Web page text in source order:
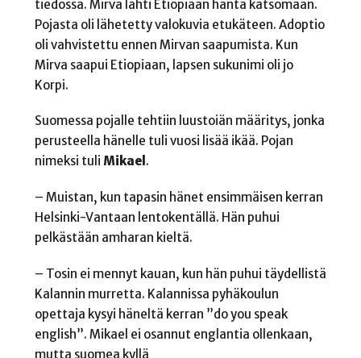
tiedossa. Mirva lähti Etiopiaan häntä katsomaan.
Pojasta oli lähetetty valokuvia etukäteen. Adoptio
oli vahvistettu ennen Mirvan saapumista. Kun
Mirva saapui Etiopiaan, lapsen sukunimi oli jo
Korpi.
Suomessa pojalle tehtiin luustoiän määritys, jonka
perusteella hänelle tuli vuosi lisää ikää. Pojan
nimeksi tuli Mikael .
– Muistan, kun tapasin hänet ensimmäisen kerran
Helsinki-Vantaan lentokentällä. Hän puhui
pelkästään amharan kieltä.
– Tosin ei mennyt kauan, kun hän puhui täydellistä
Kalannin murretta. Kalannissa pyhäkoulun
opettaja kysyi häneltä kerran ”do you speak
english”. Mikael ei osannut englantia ollenkaan,
mutta suomea kyllä